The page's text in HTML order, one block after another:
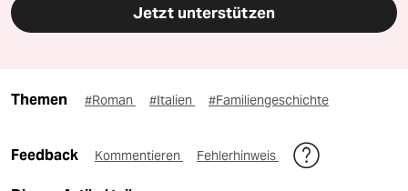
Jetzt unterstützen
Themen #Roman #Italien #Familiengeschichte
Feedback Kommentieren Fehlerhinweis